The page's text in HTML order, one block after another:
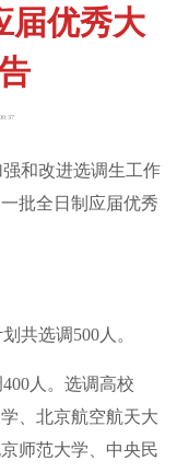
届优秀大
和改进选调生工作
批全日制应届优秀
选调500人。
人。选调高校
、北京航空航天大
师范大学、中央民